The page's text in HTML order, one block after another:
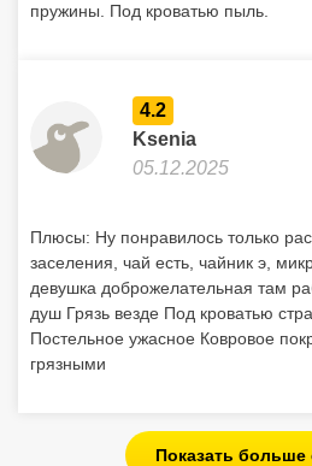
пружины. Под кроватью пыль.
4.2
Ksenia
05.12.2025
Плюсы: Ну понравилось только
заселения, чай есть, чайник э,
девушка доброжелательная там
душ Грязь везде Под кроватью
Постельное ужасное Ковровое
грязными
Показать больше